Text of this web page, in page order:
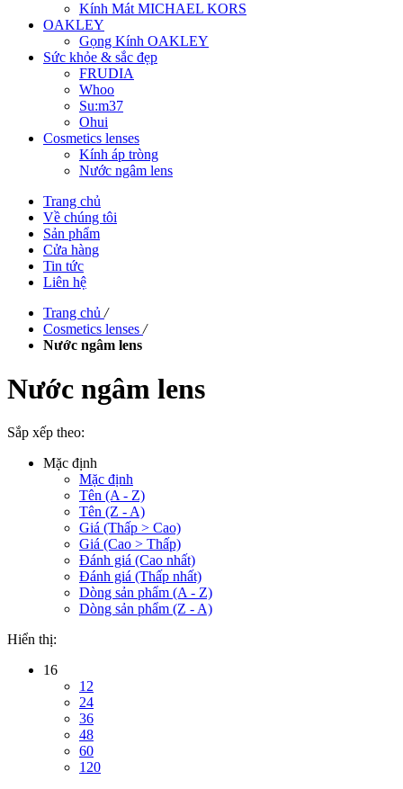
Kính Mát MICHAEL KORS
OAKLEY
Gọng Kính OAKLEY
Sức khỏe & sắc đẹp
FRUDIA
Whoo
Su:m37
Ohui
Cosmetics lenses
Kính áp tròng
Nước ngâm lens
Trang chủ
Về chúng tôi
Sản phẩm
Cửa hàng
Tin tức
Liên hệ
Trang chủ /
Cosmetics lenses /
Nước ngâm lens
Nước ngâm lens
Sắp xếp theo:
Mặc định
Mặc định
Tên (A - Z)
Tên (Z - A)
Giá (Thấp > Cao)
Giá (Cao > Thấp)
Đánh giá (Cao nhất)
Đánh giá (Thấp nhất)
Dòng sản phẩm (A - Z)
Dòng sản phẩm (Z - A)
Hiển thị:
16
12
24
36
48
60
120